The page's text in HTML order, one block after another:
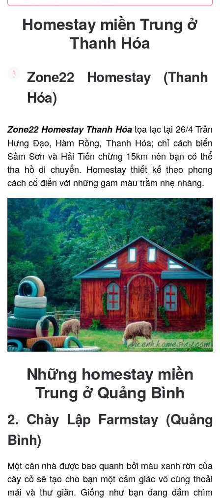
Homestay miền Trung ở
Thanh Hóa
Zone22 Homestay (Thanh
Hóa)
Zone22 Homestay Thanh Hóatọa lạc tại 26/4 Trần
Hưng Đạo, Hàm Rồng, Thanh Hóa; chỉ cách biển
Sầm Sơn và Hải Tiến chừng 15km nên bạn có thể
tha hồ di chuyển. Homestay thiết kế theo phong
cách cổ điển với những gam màu trầm nhẹ nhàng.
Những homestay miền
Trung ở Quảng Bình
2. Chày Lập Farmstay (Quảng
Bình)
Một căn nhà được bao quanh bởi màu xanh rờn của
cây cỏ sẽ tạo cho bạn một cảm giác vô cùng thoải
mái và thư giãn. Giống như bạn đang đắm chìm